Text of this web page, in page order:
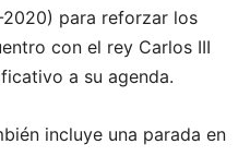
para reforzar los
con el rey Carlos III
a su agenda.
incluye una parada en